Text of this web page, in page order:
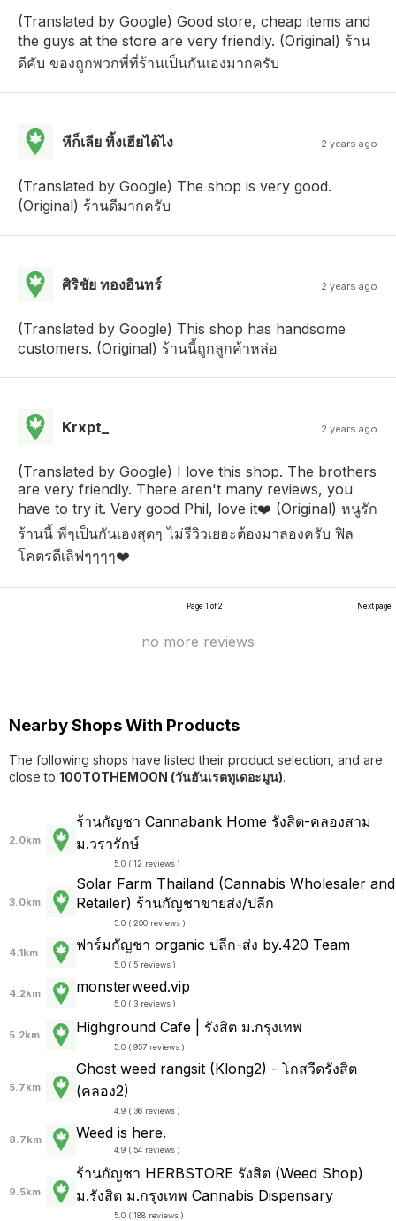
(Translated by Google) Good store, cheap items and
the guys at the store are very friendly. (Original) ร้าน
ดีคับ ของถูกพวกพี่ที่ร้านเป็นกันเองมากครับ
หีก็เลีย ทิ้งเฮียได้ไง 2 years ago
(Translated by Google) The shop is very good.
(Original) ร้านดีมากครับ
ศิริชัย ทองอินทร์ 2 years ago
(Translated by Google) This shop has handsome
customers. (Original) ร้านนี้ถูกลูกค้าหล่อ
Krxpt_ 2 years ago
(Translated by Google) I love this shop. The brothers
are very friendly. There aren't many reviews, you
have to try it. Very good Phil, love it❤️ (Original) หนูรัก
ร้านนี้ พี่ๆเป็นกันเองสุดๆ ไม่รีวิวเยอะต้องมาลองครับ ฟิล
โคตรดีเลิฟๆๆๆๆ❤️
Page 1 of 2 Next page
no more reviews
Nearby Shops With Products
The following shops have listed their product selection, and are
close to 100TOTHEMOON (วันฮันเรตทูเดอะมูน).
2.0km
ร้านกัญชา Cannabank Home รังสิต-คลองสาม
ม.วรารักษ์
5.0 ( 12 reviews )
3.0km
Solar Farm Thailand (Cannabis Wholesaler and
Retailer) ร้านกัญชาขายส่ง/ปลีก
5.0 ( 200 reviews )
4.1km ฟาร์มกัญชา organic ปลีก-ส่ง by.420 Team
5.0 ( 5 reviews )
4.2km monsterweed.vip
5.0 ( 3 reviews )
5.2km Highground Cafe | รังสิต ม.กรุงเทพ
5.0 ( 957 reviews )
5.7km
Ghost weed rangsit (Klong2) - โกสวีดรังสิต
(คลอง2)
4.9 ( 36 reviews )
8.7km Weed is here.
4.9 ( 54 reviews )
9.5km
ร้านกัญชา HERBSTORE รังสิต (Weed Shop)
ม.รังสิต ม.กรุงเทพ Cannabis Dispensary
5.0 ( 188 reviews )